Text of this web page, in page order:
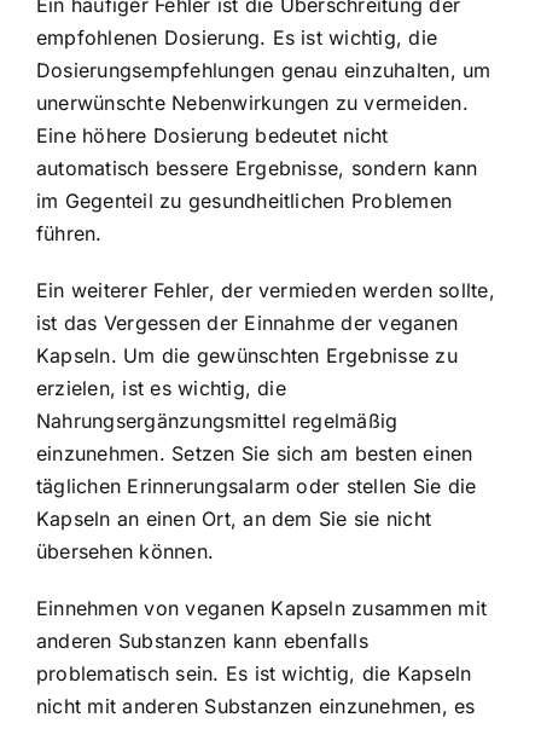
Ein häufiger Fehler ist die Überschreitung der
empfohlenen Dosierung. Es ist wichtig, die
Dosierungsempfehlungen genau einzuhalten, um
unerwünschte Nebenwirkungen zu vermeiden.
Eine höhere Dosierung bedeutet nicht
automatisch bessere Ergebnisse, sondern kann
im Gegenteil zu gesundheitlichen Problemen
führen.
Ein weiterer Fehler, der vermieden werden sollte,
ist das Vergessen der Einnahme der veganen
Kapseln. Um die gewünschten Ergebnisse zu
erzielen, ist es wichtig, die
Nahrungsergänzungsmittel regelmäßig
einzunehmen. Setzen Sie sich am besten einen
täglichen Erinnerungsalarm oder stellen Sie die
Kapseln an einen Ort, an dem Sie sie nicht
übersehen können.
Einnehmen von veganen Kapseln zusammen mit
anderen Substanzen kann ebenfalls
problematisch sein. Es ist wichtig, die Kapseln
nicht mit anderen Substanzen einzunehmen, es